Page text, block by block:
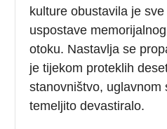
kulture obustavila je
uspostave
otoku. Nastavlja se
je tijekom proteklih
stanovništvo, uglavnom
temeljito devastiralo.